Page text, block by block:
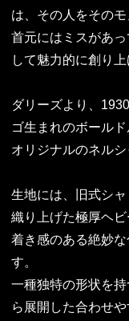
は、その人をその
首元にはミスがあ
して魅力的に創り上
ダリーズより、
ゴ生まれのボール
オリジナルのネルシ
生地には、旧式シ
織り上げた極厚ヘ
着き感のある絶妙
す。
一種独特の形状を
ら展開した合わせ